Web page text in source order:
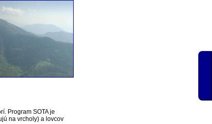
Program SOTA je
na vrcholy) a lovcov